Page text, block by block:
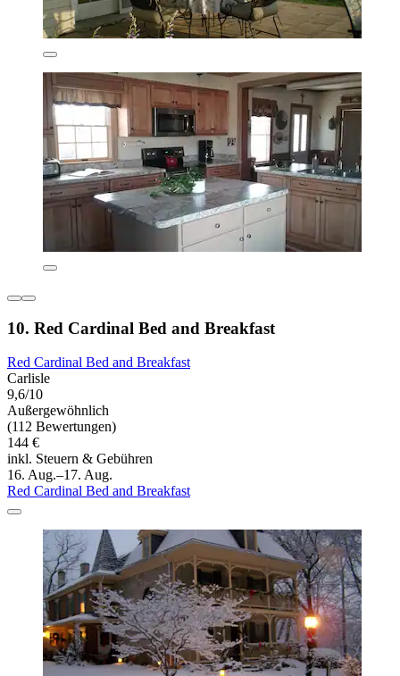
10. Red Cardinal Bed and Breakfast
Red Cardinal Bed and Breakfast
Carlisle
9,6/10
Außergewöhnlich
(112 Bewertungen)
144 €
inkl. Steuern & Gebühren
16. Aug.–17. Aug.
Red Cardinal Bed and Breakfast